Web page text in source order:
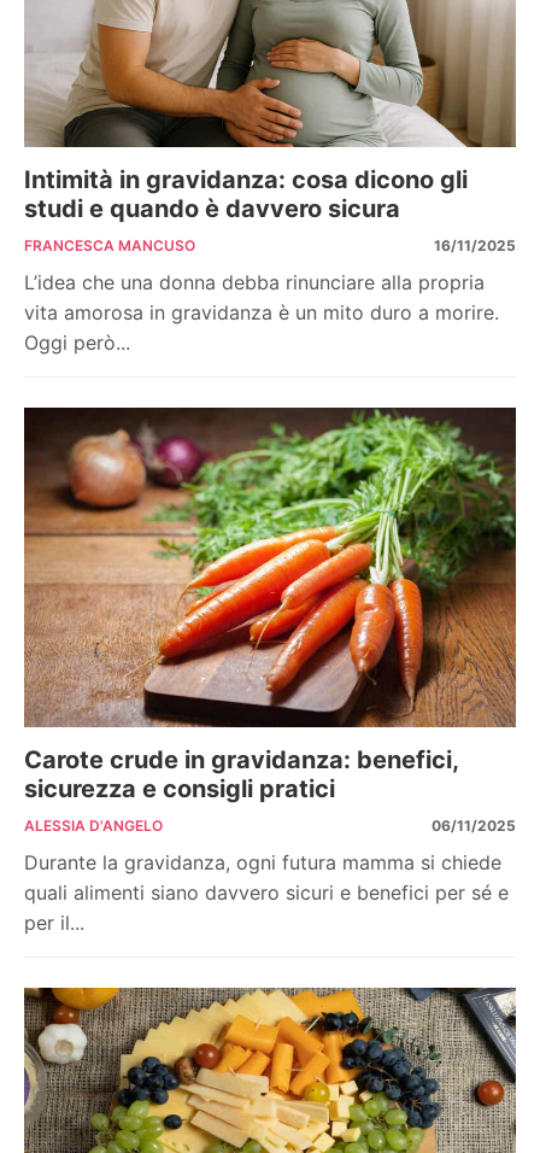
Intimità in gravidanza: cosa dicono gli
studi e quando è davvero sicura
FRANCESCA MANCUSO 16/11/2025
L’idea che una donna debba rinunciare alla propria
vita amorosa in gravidanza è un mito duro a morire.
Oggi però...
Carote crude in gravidanza: benefici,
sicurezza e consigli pratici
ALESSIA D'ANGELO 06/11/2025
Durante la gravidanza, ogni futura mamma si chiede
quali alimenti siano davvero sicuri e benefici per sé e
per il...